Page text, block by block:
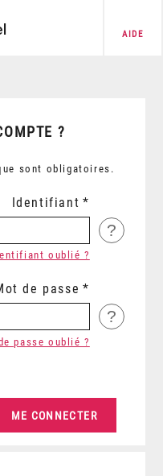
AIDE
?
sont obligatoires.
Identifiant
?
oublié ?
de passe
?
passe oublié ?